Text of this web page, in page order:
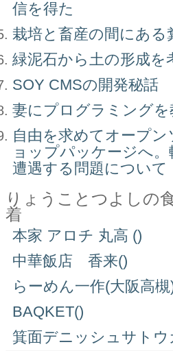
信を得た
栽培と畜産の間にある
緑泥石から土の形成を
SOY CMSの開発秘話
妻にプログラミング
自由を求めてオープ
ョップパッケージへ
遭遇する問題について
りょうことつよしの
着
本家 アロチ 丸高 ()
中華飯店 香来()
らーめん一作(大阪高槻
BAQKET()
箕面デニッシュサトウ